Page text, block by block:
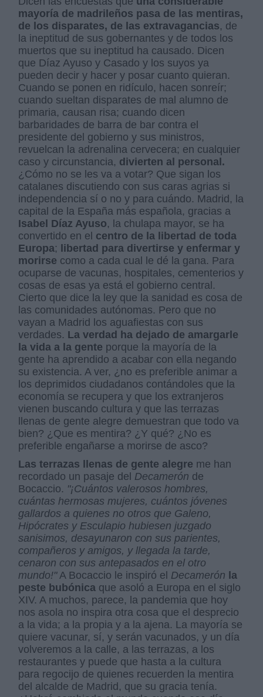
mayoría de madrileños pasa de las mentiras,
de los disparates, de las extravagancias, de
la ineptitud de sus gobernantes y de todos los
muertos que su ineptitud ha causado. Dicen
que Díaz Ayuso y Casado y los suyos ya
pueden decir y hacer y posar cuanto quieran.
Cuando se ponen en ridículo, hacen sonreír;
cuando sueltan disparates de mal alumno de
primaria, causan risa; cuando dicen
barbaridades de barra de bar contra el
presidente del gobierno y sus ministros,
revuelcan la adrenalina cervecera; en cualquier
caso y circunstancia, divierten al personal.
¿Cómo no se les va a votar? Que sigan los
catalanes discutiendo con sus caras agrias si
independencia sí o no y para cuándo. Madrid, la
capital de la España más española, gracias a
Isabel Díaz Ayuso, la chulapa mayor, se ha
convertido en el centro de la libertad de toda
Europa;
libertad para divertirse y enfermar y
morirse como a cada cual le dé la gana. Para
ocuparse de vacunas, hospitales, cementerios y
cosas de esas ya está el gobierno central.
Cierto que dice la ley que la sanidad es cosa de
las comunidades autónomas. Pero que no
vayan a Madrid los aguafiestas con sus
verdades. La verdad ha dejado de amargarle
la vida a la gente porque la mayoría de la
gente ha aprendido a acabar con ella negando
su existencia. A ver, ¿no es preferible animar a
los deprimidos ciudadanos contándoles que la
economía se recupera y que los extranjeros
vienen buscando cultura y que las terrazas
llenas de gente alegre demuestran que todo va
bien? ¿Que es mentira? ¿Y qué? ¿No es
preferible engañarse a morirse de asco?
Las terrazas llenas de gente alegre me han
recordado un pasaje del Decamerón de
Bocaccio. "¡Cuántos valerosos hombres,
cuántas hermosas mujeres, cuántos jóvenes
gallardos a quienes no otros que Galeno,
Hipócrates y Esculapio hubiesen juzgado
sanisimos, desayunaron con sus parientes,
compañeros y amigos, y llegada la tarde,
cenaron con sus antepasados en el otro
mundo!"A Bocaccio le inspiró el Decamerón la
peste bubónica que asoló a Europa en el siglo
XIV. A muchos, parece, la pandemia que hoy
nos asola no inspira otra cosa que el desprecio
a la vida; a la propia y a la ajena. La mayoría se
quiere vacunar, sí, y serán vacunados, y un día
volveremos a la calle, a las terrazas, a los
restaurantes y puede que hasta a la cultura
para regocijo de quienes recuerden la mentira
del alcalde de Madrid, que su gracia tenía.